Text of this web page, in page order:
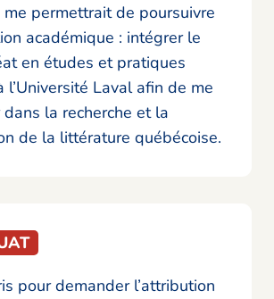
permettrait de poursuivre
académique : intégrer le
en études et pratiques
l’Université Laval afin de me
la recherche et la
de la littérature québécoise.
pour demander l’attribution